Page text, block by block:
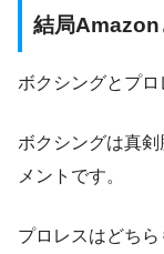
結局Amazon
ボクシングとプ
ボクシングは真
メントです。
プロレスはどち